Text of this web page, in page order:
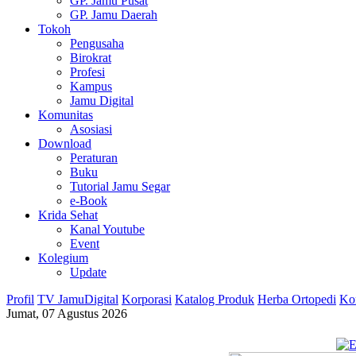
GP. Jamu Daerah
Tokoh
Pengusaha
Birokrat
Profesi
Kampus
Jamu Digital
Komunitas
Asosiasi
Download
Peraturan
Buku
Tutorial Jamu Segar
e-Book
Krida Sehat
Kanal Youtube
Event
Kolegium
Update
Profil TV JamuDigital Korporasi Katalog Produk Herba Ortopedi
Jumat, 07 Agustus 2026